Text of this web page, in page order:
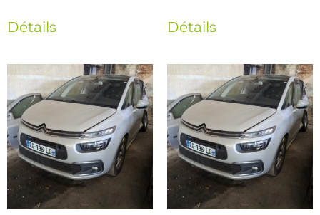
Détails Détails